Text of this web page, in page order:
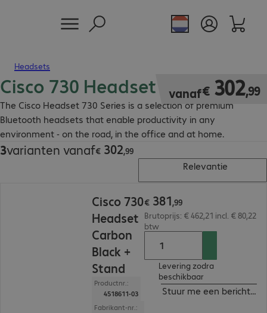
Headsets
Cisco 730 Headset
The Cisco Headset 730 Series is a selection of premium
Bluetooth headsets that enable productivity in any
environment - on the road, in the office and at home.
vanaf€ 302,99
€ 302,99
3varianten vanaf€ 302,99
€ 302,99
Relevantie
Cisco 730
Headset
Carbon
Black +
Stand
Productnr.:
4518611-03
Fabrikant-nr.:
€ 381,99
Brutoprijs: € 462,21 incl. € 80,22
btw
Levering zodra
beschikbaar
Stuur me een bericht